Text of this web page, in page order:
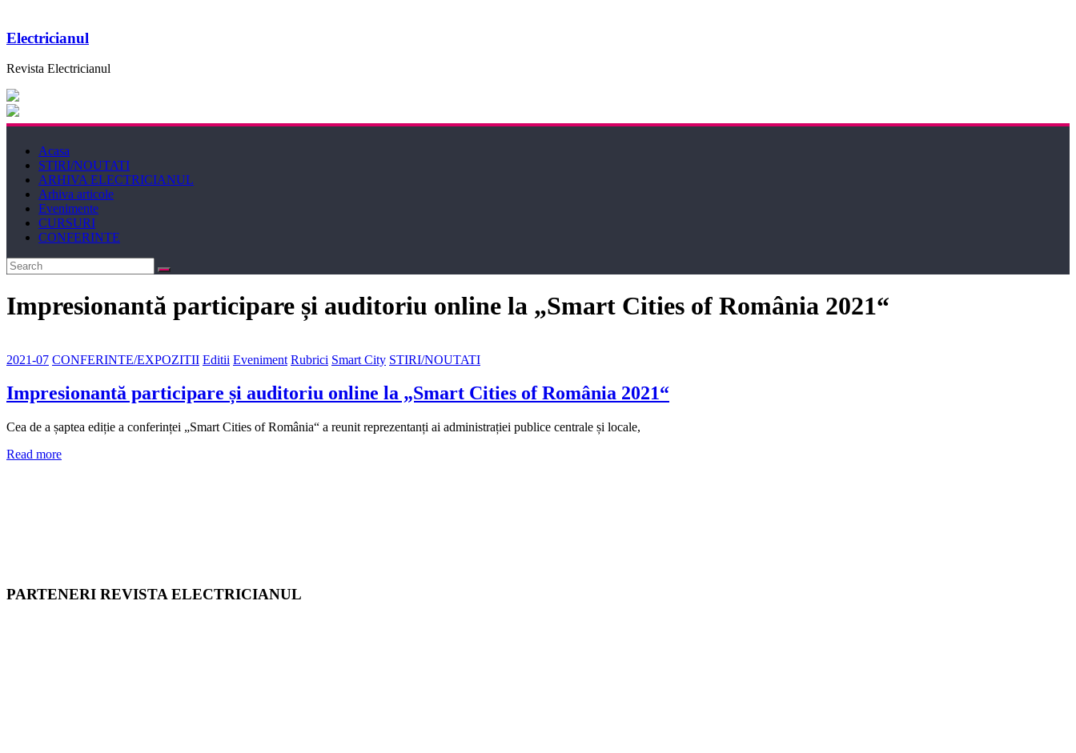
Electricianul
Revista Electricianul
Acasa
STIRI/NOUTATI
ARHIVA ELECTRICIANUL
Arhiva articole
Evenimente
CURSURI
CONFERINTE
Impresionantă participare și auditoriu online la „Smart Cities of România 2021“
2021-07 CONFERINTE/EXPOZITII Editii Eveniment Rubrici Smart City STIRI/NOUTATI
Impresionantă participare și auditoriu online la „Smart Cities of România 2021“
Cea de a șaptea ediție a conferinței „Smart Cities of România“ a reunit reprezentanți ai administrației publice centrale și locale,
Read more
PARTENERI REVISTA ELECTRICIANUL